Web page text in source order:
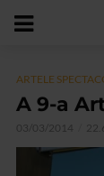
ARTELE
A 9-a
03/03/2014